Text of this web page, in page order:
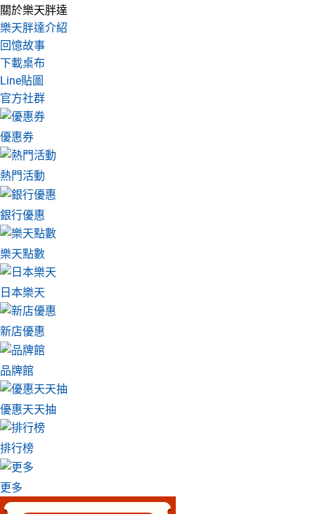
關於樂天胖達
樂天胖達介紹
回憶故事
下載桌布
Line貼圖
官方社群
優惠券
熱門活動
銀行優惠
樂天點數
日本樂天
新店優惠
品牌館
優惠天天抽
排行榜
更多